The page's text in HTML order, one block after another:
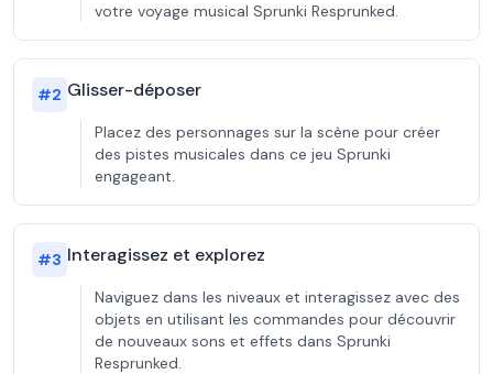
votre voyage musical Sprunki Resprunked.
#2 Glisser-déposer
Placez des personnages sur la scène pour créer
des pistes musicales dans ce jeu Sprunki
engageant.
#3 Interagissez et explorez
Naviguez dans les niveaux et interagissez avec des
objets en utilisant les commandes pour découvrir
de nouveaux sons et effets dans Sprunki
Resprunked.